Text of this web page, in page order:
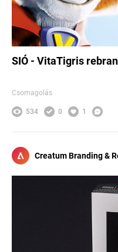
SIÓ - VitaTigris
Csomagolás
534 0 1
Creatum Branding &